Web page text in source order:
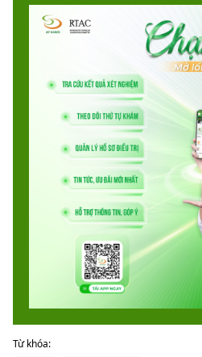
Từ khóa: